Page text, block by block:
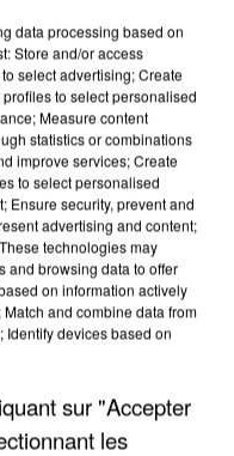
SAVOIE
data processing based on
Store and/or access
select advertising; Create
to select personalised
Measure content
statistics or combinations
improve services; Create
to select personalised
Ensure security, prevent and
advertising and content;
technologies may
and browsing data to offer
on information actively
and combine data from
Identify devices based on
sur "Accepter
les